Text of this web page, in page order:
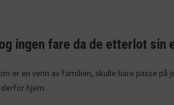
ingen fare da de etterlot
er en venn av familien, skulle bare passe
hjem.